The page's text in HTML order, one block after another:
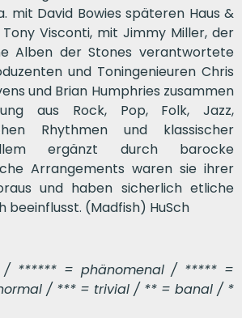
mit David Bowies späteren Haus &
Visconti, mit Jimmy Miller, der
Alben der Stones verantwortete
und Toningenieuren Chris
und Brian Humphries zusammen
aus Rock, Pop, Folk, Jazz,
Rhythmen und klassischer
ergänzt durch barocke
Arrangements waren sie ihrer
und haben sicherlich etliche
beeinflusst. (Madfish) HuSch
****** = phänomenal / ***** =
/ *** = trivial / ** = banal / *